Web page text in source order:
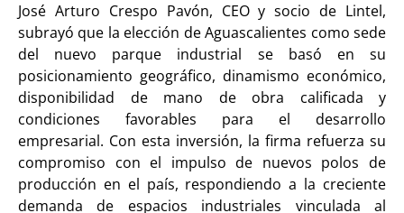
José Arturo Crespo Pavón, CEO y socio de Lintel,
subrayó que la elección de Aguascalientes como sede
del nuevo parque industrial se basó en su
posicionamiento geográfico, dinamismo económico,
disponibilidad de mano de obra calificada y
condiciones favorables para el desarrollo
empresarial. Con esta inversión, la firma refuerza su
compromiso con el impulso de nuevos polos de
producción en el país, respondiendo a la creciente
demanda de espacios industriales vinculada al